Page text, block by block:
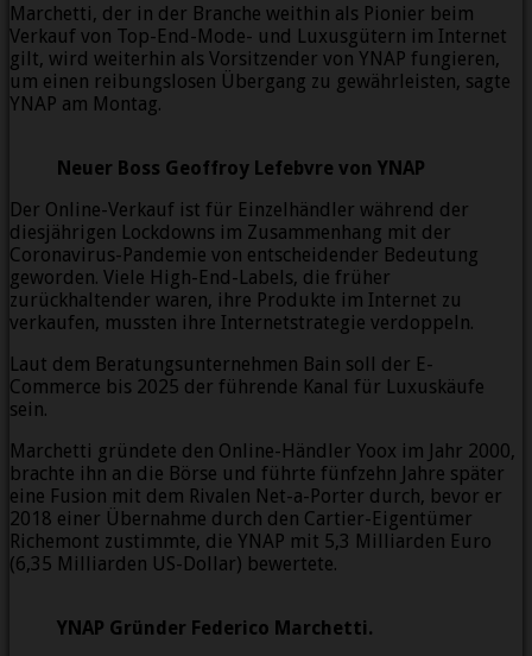
Marchetti, der in der Branche weithin als Pionier beim
Verkauf von Top-End-Mode- und Luxusgütern im Internet
gilt, wird weiterhin als Vorsitzender von YNAP fungieren,
um einen reibungslosen Übergang zu gewährleisten, sagte
YNAP am Montag.
Neuer Boss Geoffroy Lefebvre von YNAP
Der Online-Verkauf ist für Einzelhändler während der
diesjährigen Lockdowns im Zusammenhang mit der
Coronavirus-Pandemie von entscheidender Bedeutung
geworden. Viele High-End-Labels, die früher
zurückhaltender waren, ihre Produkte im Internet zu
verkaufen, mussten ihre Internetstrategie verdoppeln.
Laut dem Beratungsunternehmen Bain soll der E-
Commerce bis 2025 der führende Kanal für Luxuskäufe
sein.
Marchetti gründete den Online-Händler Yoox im Jahr 2000,
brachte ihn an die Börse und führte fünfzehn Jahre später
eine Fusion mit dem Rivalen Net-a-Porter durch, bevor er
2018 einer Übernahme durch den Cartier-Eigentümer
Richemont zustimmte, die YNAP mit 5,3 Milliarden Euro
(6,35 Milliarden US-Dollar) bewertete.
YNAP Gründer Federico Marchetti.